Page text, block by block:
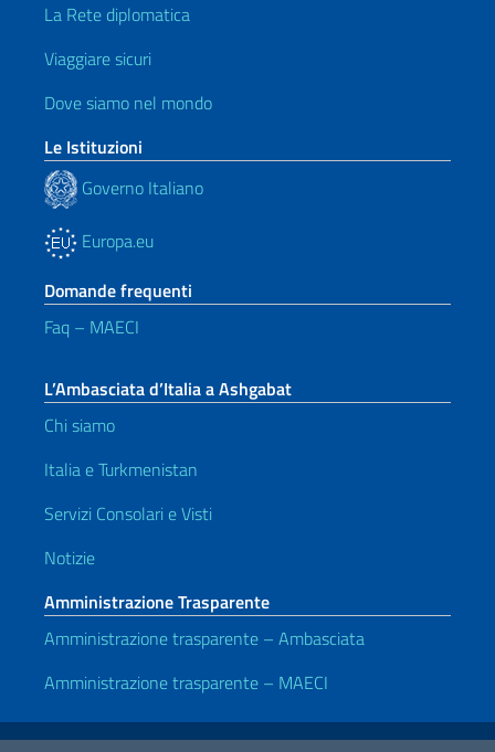
La Rete diplomatica
Viaggiare sicuri
Dove siamo nel mondo
Le Istituzioni
Governo Italiano
Europa.eu
Domande frequenti
Faq – MAECI
L’Ambasciata d’Italia a Ashgabat
Chi siamo
Italia e Turkmenistan
Servizi Consolari e Visti
Notizie
Amministrazione Trasparente
Amministrazione trasparente – Ambasciata
Amministrazione trasparente – MAECI
Link Utili